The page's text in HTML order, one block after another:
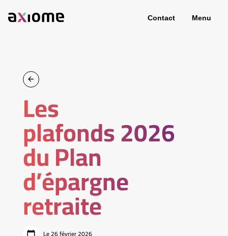
Contact Menu
Les
plafonds 2026
du Plan
d’épargne
retraite